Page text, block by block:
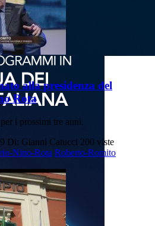
alla presidenza del
Rota
i prossimi tre anni.
Di: Gianni Catucci 200 viste
Nino-Rota Roberto-Romito